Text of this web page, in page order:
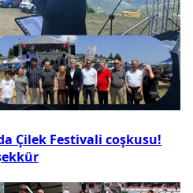
Çilek Festivali coşkusu!